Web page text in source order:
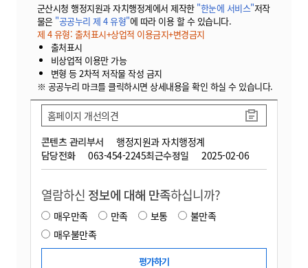
군산시청 행정지원과 자치행정계에서 제작한 "한눈에 서비스"저작
물은 "공공누리 제 4 유형"에 따라 이용 할 수 있습니다.
제 4 유형: 출처표시+상업적 이용금지+변경금지
출처표시
비상업적 이용만 가능
변형 등 2차적 저작물 작성 금지
※ 공공누리 마크를 클릭하시면 상세내용을 확인 하실 수 있습니다.
콘텐츠 관리부서
행정지원과 자치행정계
담당전화
063-454-2245최근수정일 2025-02-06
홈페이지 개선의견
열람하신 정보에 대해 만족하십니까?
매우만족 만족 보통
불만족
매우불만족